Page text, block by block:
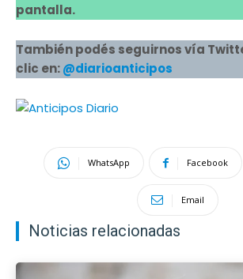
pantalla.
También podés seguirnos vía
clic en:@diarioanticipos
WhatsApp Facebook
Email
Noticias relacionadas